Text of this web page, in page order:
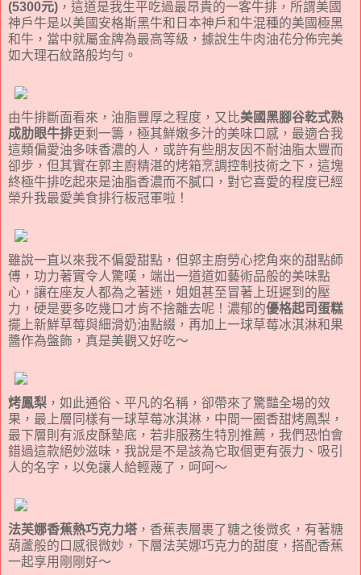
(5300元) ，這道是我生平吃過最昂貴的一客牛排，所謂美國
神戶牛是以美國安格斯黑牛和日本神戶和牛混種的美國極黑
和牛，當中就屬金牌為最高等級，據說生牛肉油花分佈完美
如大理石紋路般均勻。
由牛排斷面看來，油脂豐厚之程度，又比美國黑腳谷乾式熟
成肋眼牛排更剩一籌，極其鮮嫩多汁的美味口感，最適合我
這類偏愛油多味香濃的人，或許有些朋友因不耐油脂太豐而
卻步，但其實在郭主廚精湛的烤箱烹調控制技術之下，這塊
終極牛排吃起來是油脂香濃而不膩口，對它喜愛的程度已經
榮升我最愛美食排行板冠軍啦！
雖說一直以來我不偏愛甜點，但郭主廚勞心挖角來的甜點師
傅，功力著實令人驚嘆，端出一道道如藝術品般的美味點
心，讓在座友人都為之著迷，姐姐甚至冒著上班遲到的壓
力，硬是要多吃幾口才肯不捨離去呢！濃郁的優格起司蛋糕
擺上新鮮草莓與細滑奶油點綴，再加上一球草莓冰淇淋和果
醬作為盤飾，真是美觀又好吃～
烤鳳梨 ，如此通俗、平凡的名稱，卻帶來了驚豔全場的效
果，最上層同樣有一球草莓冰淇淋，中間一圈香甜烤鳳梨，
最下層則有派皮酥墊底，若非服務生特別推薦，我們恐怕會
錯過這款絕妙滋味，我說是不是該為它取個更有張力、吸引
人的名字，以免讓人給輕蔑了，呵呵～
法芙娜香蕉熱巧克力塔 ，香蕉表層裹了糖之後微炙，有著糖
葫蘆般的口感很微妙，下層法芙娜巧克力的甜度，搭配香蕉
一起享用剛剛好～